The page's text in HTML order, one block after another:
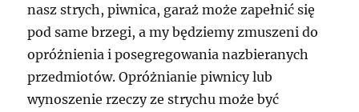
nasz strych, piwnica, garaż może zapełnić się
pod same brzegi, a my będziemy zmuszeni do
opróżnienia i posegregowania nazbieranych
przedmiotów. Opróżnianie piwnicy lub
wynoszenie rzeczy ze strychu może być